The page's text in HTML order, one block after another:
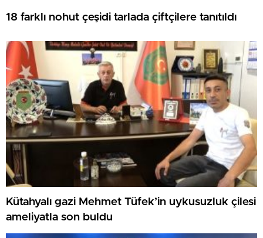
18 farklı nohut çeşidi tarlada çiftçilere tanıtıldı
Kütahyalı gazi Mehmet Tüfek’in uykusuzluk çilesi
ameliyatla son buldu